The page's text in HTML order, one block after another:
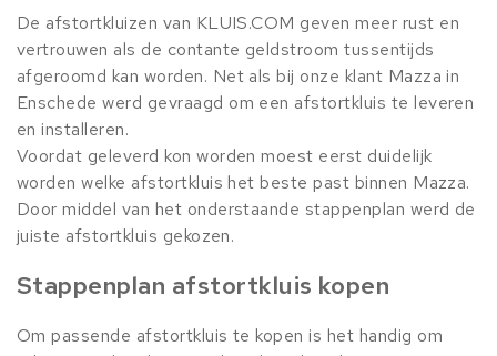
De afstortkluizen van KLUIS.COM geven meer rust en
vertrouwen als de contante geldstroom tussentijds
afgeroomd kan worden. Net als bij onze klant Mazza in
Enschede werd gevraagd om een afstortkluis te leveren
en installeren.
Voordat geleverd kon worden moest eerst duidelijk
worden welke afstortkluis het beste past binnen Mazza.
Door middel van het onderstaande stappenplan werd de
juiste afstortkluis gekozen.
Stappenplan afstortkluis kopen
Om passende afstortkluis te kopen is het handig om